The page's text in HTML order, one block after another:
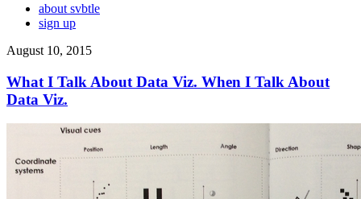
about svbtle
sign up
August 10, 2015
What I Talk About Data Viz. When I Talk About
Data Viz.